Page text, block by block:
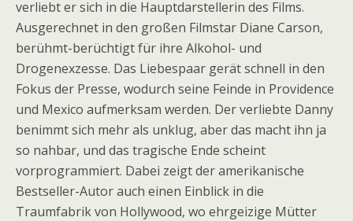
verliebt er sich in die Hauptdarstellerin des Films.
Ausgerechnet in den großen Filmstar Diane Carson,
berühmt-berüchtigt für ihre Alkohol- und
Drogenexzesse. Das Liebespaar gerät schnell in den
Fokus der Presse, wodurch seine Feinde in Providence
und Mexico aufmerksam werden. Der verliebte Danny
benimmt sich mehr als unklug, aber das macht ihn ja
so nahbar, und das tragische Ende scheint
vorprogrammiert. Dabei zeigt der amerikanische
Bestseller-Autor auch einen Einblick in die
Traumfabrik von Hollywood, wo ehrgeizige Mütter